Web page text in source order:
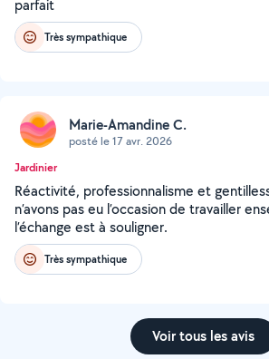
parfait
Très sympathique
Marie-Amandine C.
posté le 17 avr. 2026
Jardinier
Réactivité, professionnalisme et
n’avons pas eu l’occasion de travailler
l’échange est à souligner.
Très sympathique
Voir tous les avis